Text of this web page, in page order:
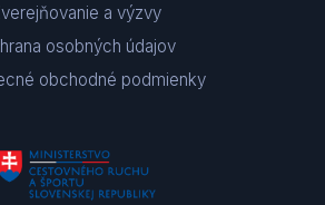
a výzvy
osobných údajov
obchodné podmienky